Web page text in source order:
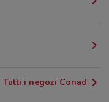
Tutti i negozi Conad